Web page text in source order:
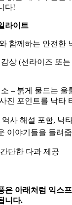
다!
라이트
함께하는 안전한
상 (선라이즈 또
– 붉게 물드는 울
진 포인트를 낙타
사 해설 포함, 낙
이야기들을 들려
단한 다과 제공
은 아래처럼 익스
니다.